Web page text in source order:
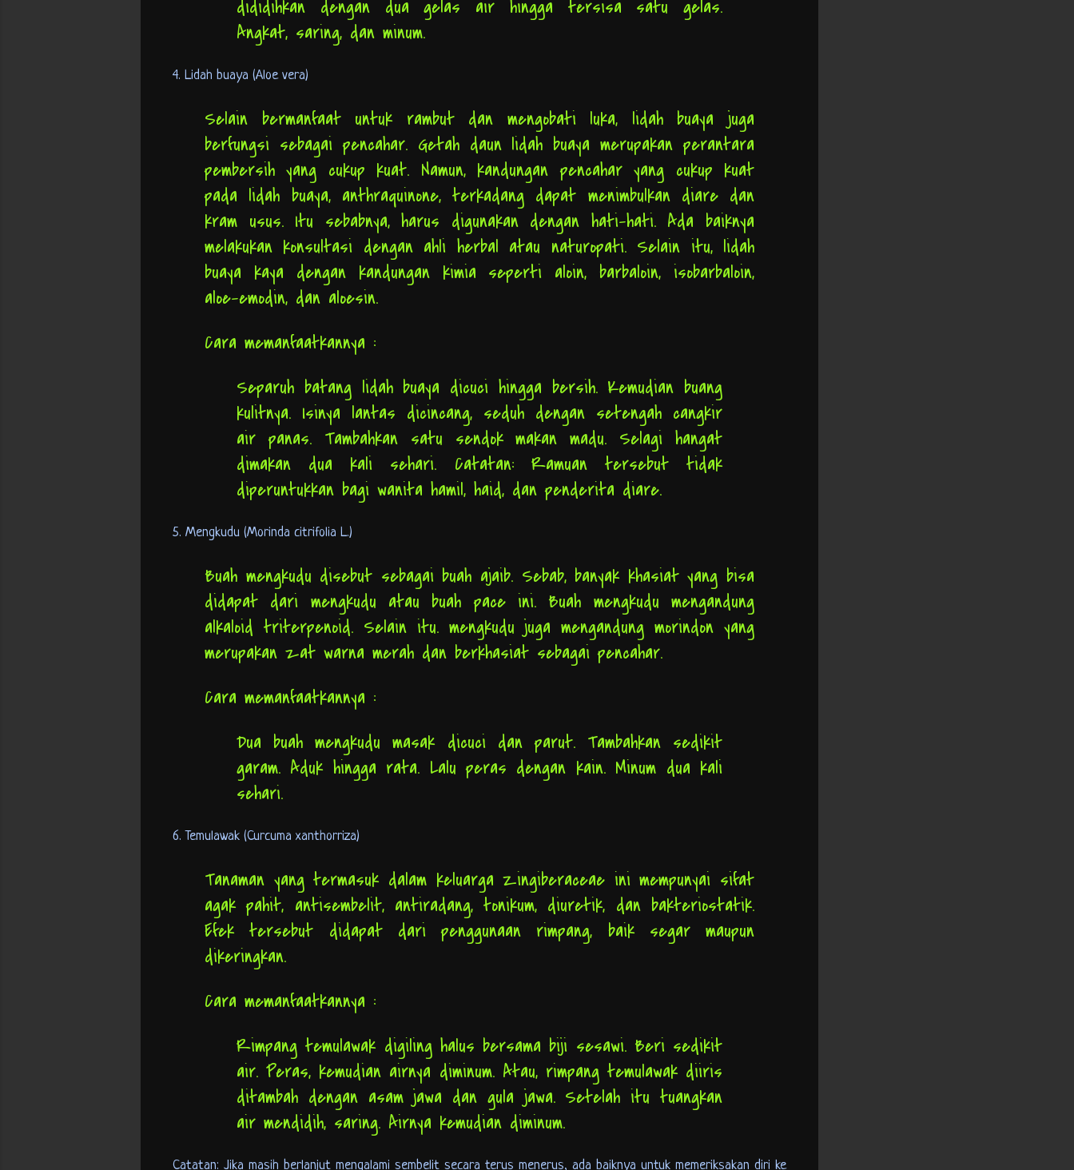
dididihkan dengan dua gelas air hingga tersisa satu gelas.
Angkat, saring, dan minum.
4. Lidah buaya (Aloe vera)
Selain bermanfaat untuk rambut dan mengobati luka, lidah buaya juga
berfungsi sebagai pencahar. Getah daun lidah buaya merupakan perantara
pembersih yang cukup kuat. Namun, kandungan pencahar yang cukup kuat
pada lidah buaya, anthraquinone, terkadang dapat menimbulkan diare dan
kram usus. Itu sebabnya, harus digunakan dengan hati-hati. Ada baiknya
melakukan konsultasi dengan ahli herbal atau naturopati. Selain itu, lidah
buaya kaya dengan kandungan kimia seperti aloin, barbaloin, isobarbaloin,
aloe-emodin, dan aloesin.
Cara memanfaatkannya :
Separuh batang lidah buaya dicuci hingga bersih. Kemudian buang
kulitnya. Isinya lantas dicincang, seduh dengan setengah cangkir
air panas. Tambahkan satu sendok makan madu. Selagi hangat
dimakan dua kali sehari. Catatan: Ramuan tersebut tidak
diperuntukkan bagi wanita hamil, haid, dan penderita diare.
5. Mengkudu (Morinda citrifolia L.)
Buah mengkudu disebut sebagai buah ajaib. Sebab, banyak khasiat yang bisa
didapat dari mengkudu atau buah pace ini. Buah mengkudu mengandung
alkaloid triterpenoid. Selain itu. mengkudu juga mengandung morindon yang
merupakan zat warna merah dan berkhasiat sebagai pencahar.
Cara memanfaatkannya :
Dua buah mengkudu masak dicuci dan parut. Tambahkan sedikit
garam. Aduk hingga rata. Lalu peras dengan kain. Minum dua kali
sehari.
6. Temulawak (Curcuma xanthorriza)
Tanaman yang termasuk dalam keluarga Zingiberaceae ini mempunyai sifat
agak pahit, antisembelit, antiradang, tonikum, diuretik, dan bakteriostatik.
Efek tersebut didapat dari penggunaan rimpang, baik segar maupun
dikeringkan.
Cara memanfaatkannya :
Rimpang temulawak digiling halus bersama biji sesawi. Beri sedikit
air. Peras, kemudian airnya diminum. Atau, rimpang temulawak diiris
ditambah dengan asam jawa dan gula jawa. Setelah itu tuangkan
air mendidih, saring. Airnya kemudian diminum.
Catatan: Jika masih berlanjut mengalami sembelit secara terus menerus, ada baiknya untuk memeriksakan diri ke